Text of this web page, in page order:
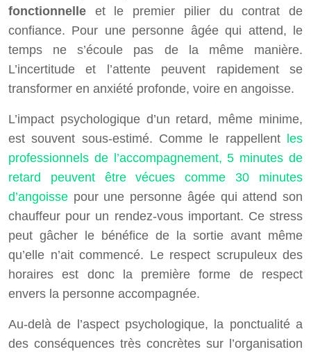
fonctionnelle et le premier pilier du contrat de
confiance. Pour une personne âgée qui attend, le
temps ne s’écoule pas de la même manière.
L’incertitude et l’attente peuvent rapidement se
transformer en anxiété profonde, voire en angoisse.
L’impact psychologique d’un retard, même minime,
est souvent sous-estimé. Comme le rappellent
les
professionnels de l’accompagnement, 5 minutes de
retard peuvent être vécues comme 30 minutes
d’angoisse pour une personne âgée qui attend son
chauffeur pour un rendez-vous important. Ce stress
peut gâcher le bénéfice de la sortie avant même
qu’elle n’ait commencé. Le respect scrupuleux des
horaires est donc la première forme de respect
envers la personne accompagnée.
Au-delà de l’aspect psychologique, la ponctualité a
des conséquences très concrètes sur l’organisation